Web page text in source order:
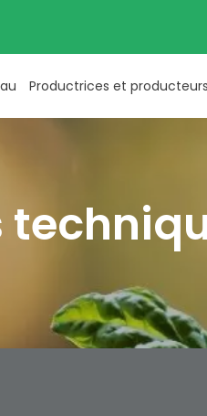
Productrices et producteurs